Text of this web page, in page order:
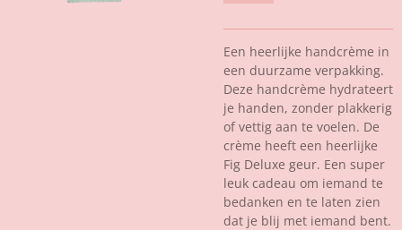
Een heerlijke handcrème in
een duurzame verpakking.
Deze handcrème hydrateert
je handen, zonder plakkerig
of vettig aan te voelen. De
crème heeft een heerlijke
Fig Deluxe geur. Een super
leuk cadeau om iemand te
bedanken en te laten zien
dat je blij met iemand bent.